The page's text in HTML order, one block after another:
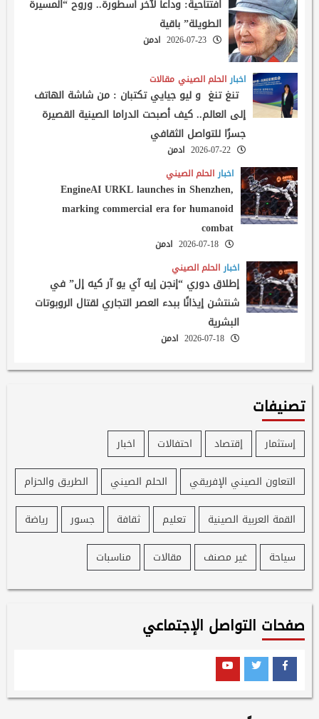
افتتاحية: وداعاً لآخر أسطورة.. وروح “المسيرة
الطويلة” باقية
2026-07-23 ادمن
اخبار الحلم الصيني مقالات
تنغ تنغ و ليو جيايي تكتبان : من شاشة الهاتف
إلى العالم.. كيف أصبحت الدراما الصينية القصيرة
جسرًا للتواصل الثقافي
ادمن
اخبار الحلم الصيني
EngineAI URKL launches in Shenzhen,
marking commercial era for humanoid
combat
2026-07-18
ادمن
اخبار الحلم الصيني
إطلاق دوري “إنجن إيه آي يو آر كيه إل” في
شنتشن إيذانًا ببدء العصر التجاري لقتال الروبوتات
البشرية
ادمن
تصنيفات
إستثمار إقتصاد احتفالات
اخبار
التعاون الصيني الإفريقي
الحلم الصيني
الطريق والحزام
القمة العربية الصينية
تعليم ثقافة جسور
رياضة
سياحة
غير مصنف مقالات مناسبات
صفحات التواصل الإجتماعي
Facebook
Twitter
Youtube